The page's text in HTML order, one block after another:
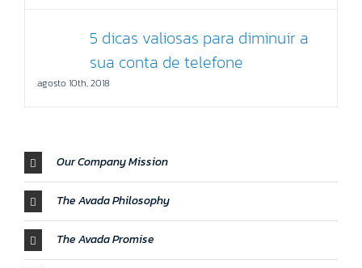
5 dicas valiosas para diminuir a
sua conta de telefone
agosto 10th, 2018
Our Company Mission
The Avada Philosophy
The Avada Promise